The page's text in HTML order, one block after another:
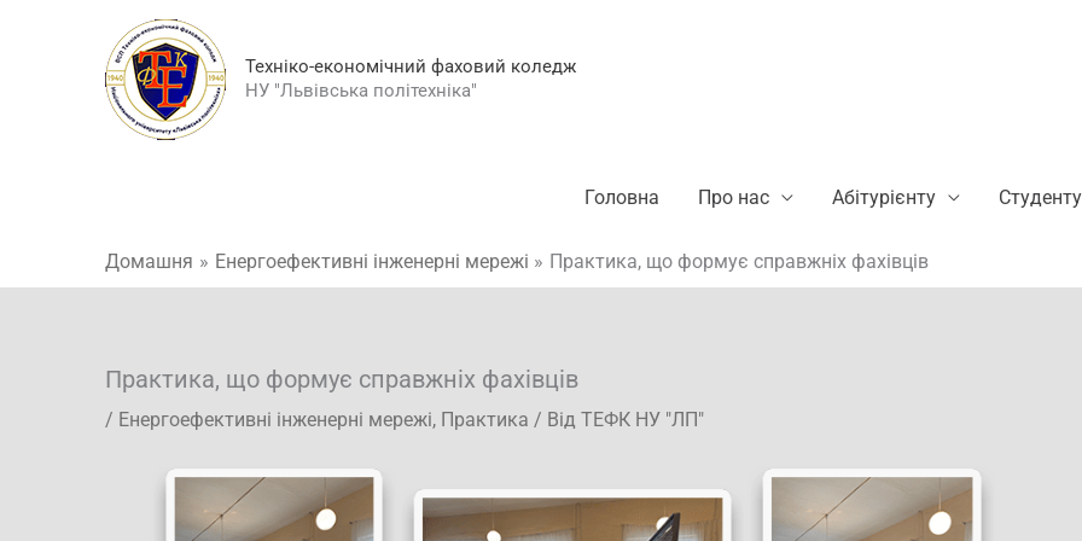
Техніко-економічний фаховий коледж
НУ "Львівська політехніка"
Головна Про нас Абітурієнту Студенту
Домашня Енергоефективні інженерні мережі Практика, що формує справжніх фахівців
Практика, що формує справжніх фахівців
/ Енергоефективні інженерні мережі, Практика / Від ТЕФК НУ "ЛП"